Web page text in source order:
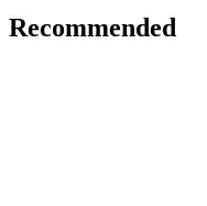
Recommended